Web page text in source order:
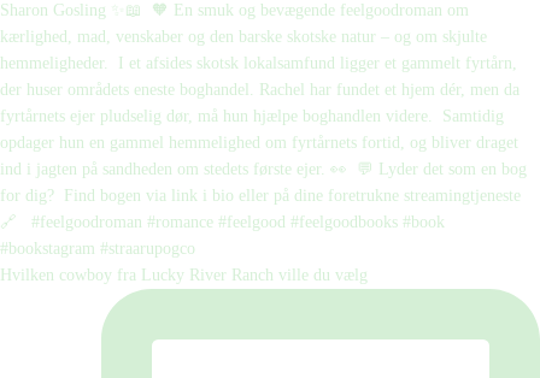
Hvilken cowboy fra Lucky River Ranch ville du vælg